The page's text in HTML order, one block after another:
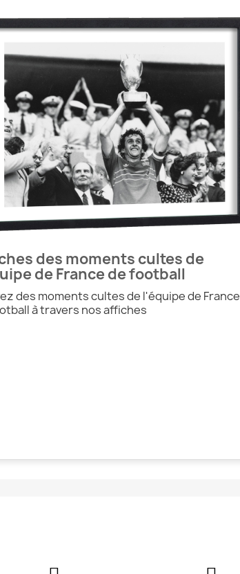
des moments cultes de
de France de football
des moments cultes de l'équipe de France
à travers nos affiches